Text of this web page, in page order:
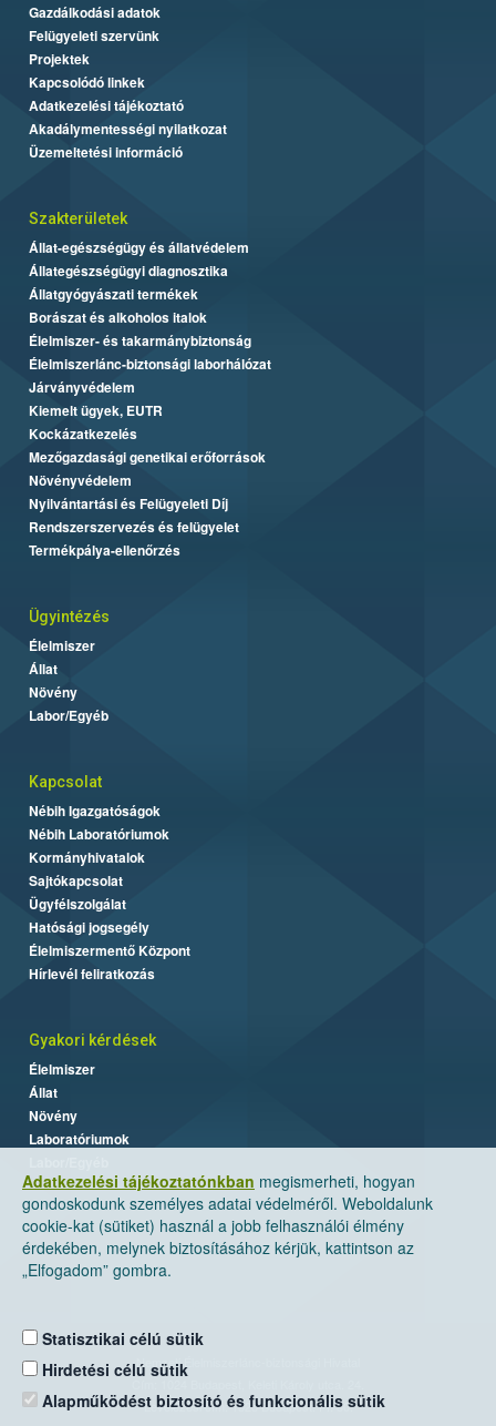
Adatkezelési tájékoztatónkban megismerheti, hogyan
gondoskodunk személyes adatai védelméről. Weboldalunk
cookie-kat (sütiket) használ a jobb felhasználói élmény
érdekében, melynek biztosításához kérjük, kattintson az
„Elfogadom” gombra.
Statisztikai célú sütik
Hirdetési célú sütik
Alapműködést biztosító és funkcionális sütik
Gazdálkodási adatok
Felügyeleti szervünk
Projektek
Kapcsolódó linkek
Adatkezelési tájékoztató
Akadálymentességi nyilatkozat
Üzemeltetési információ
Szakterületek
Állat-egészségügy és állatvédelem
Állategészségügyi diagnosztika
Állatgyógyászati termékek
Borászat és alkoholos italok
Élelmiszer- és takarmánybiztonság
Élelmiszerlánc-biztonsági laborhálózat
Járványvédelem
Kiemelt ügyek, EUTR
Kockázatkezelés
Mezőgazdasági genetikai erőforrások
Növényvédelem
Nyilvántartási és Felügyeleti Díj
Rendszerszervezés és felügyelet
Termékpálya-ellenőrzés
Ügyintézés
Élelmiszer
Állat
Növény
Labor/Egyéb
Kapcsolat
Nébih Igazgatóságok
Nébih Laboratóriumok
Kormányhivatalok
Sajtókapcsolat
Ügyfélszolgálat
Hatósági jogsegély
Élelmiszermentő Központ
Hírlevél feliratkozás
Gyakori kérdések
Élelmiszer
Állat
Növény
Laboratóriumok
Nemzeti Élelmiszerlánc-biztonsági Hivatal
Levelezési cím: 1525 Budapest. Pf. 30.